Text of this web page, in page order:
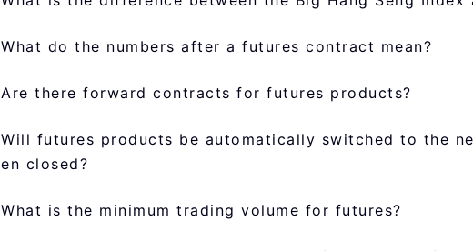
What do the numbers after a futures contract mean?
Are there forward contracts for futures products?
Will futures products be automatically switched to the
en closed?
What is the minimum trading volume for futures?